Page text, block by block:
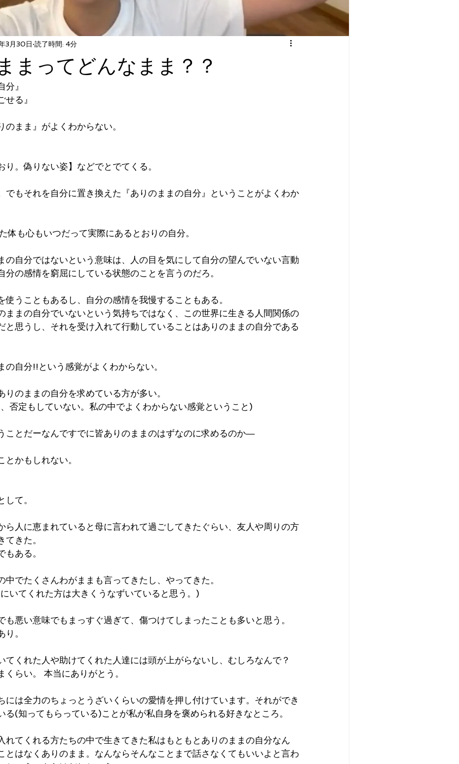
まってどんなまま？？
3月30日 読了時間: 4分
分』
せる』
のまま』がよくわからない。
り。偽りない姿】などでとでてくる。
でもそれを自分に置き換えた『ありのままの自分』ということがよくわか
体も心もいつだって実際にあるとおりの自分。
の自分ではないという意味は、人の目を気にして自分の望んでいない言動
分の感情を窮屈にしている状態のことを言うのだろ。
使うこともあるし、自分の感情を我慢することもある。
ままの自分でいないという気持ちではなく、この世界に生きる人間関係の
と思うし、それを受け入れて行動していることはありのままの自分である
の自分!!という感覚がよくわからない。
りのままの自分を求めている方が多い。
否定もしていない。私の中でよくわからない感覚ということ)
ことだーなんですでに皆ありのままのはずなのに求めるのか―
とかもしれない。
て。
ら人に恵まれていると母に言われて過ごしてきたぐらい、友人や周りの方
てきた。
もある。
中でたくさんわがままも言ってきたし、やってきた。
いてくれた方は大きくうなずいていると思う。)
も悪い意味でもまっすぐ過ぎて、傷つけてしまったことも多いと思う。
。
てくれた人や助けてくれた人達には頭が上がらないし、むしろなんで？
くらい。 本当にありがとう。
は全力のちょっとうざいくらいの愛情を押し付けています。それができ
る(知ってもらっている)ことが私が私自身を褒められる好きなところ。
れてくれる方たちの中で生きてきた私はもともとありのままの自分なん
とはなくありのまま。なんならそんなことまで話さなくてもいいよと言わ